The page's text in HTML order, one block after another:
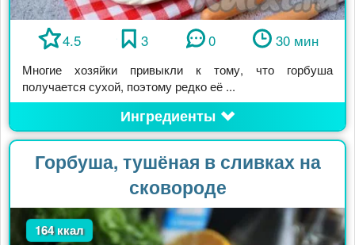
4.5 3 0 30 мин
Многие хозяйки привыкли к тому, что горбуша
получается сухой, поэтому редко её ...
Ингредиенты
Горбуша, тушёная в сливках на
сковороде
164 ккал